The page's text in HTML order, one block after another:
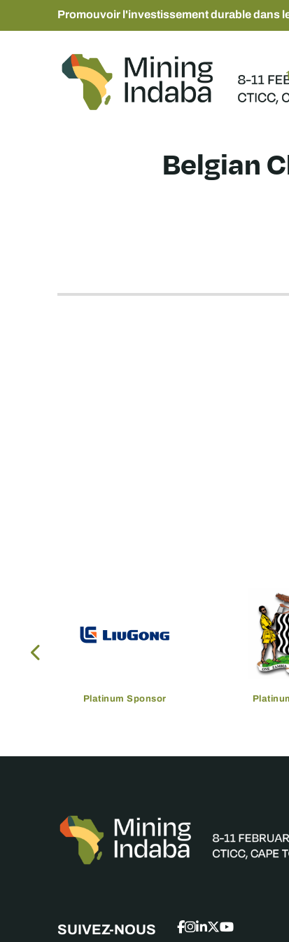
Promouvoir l'investissement durable dans
Belgian
Platinum Sponsor
SUIVEZ-NOUS